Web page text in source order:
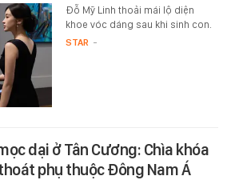
Đỗ Mỹ Linh thoải mái lộ diện
khoe vóc dáng sau khi sinh con.
STAR -
dại ở Tân Cương: Chìa khóa
phụ thuộc Đông Nam Á